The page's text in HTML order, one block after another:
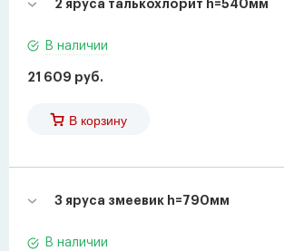
2 яруса талькохлорит h=540мм
В наличии
21 609 руб.
В корзину
3 яруса змеевик h=790мм
В наличии